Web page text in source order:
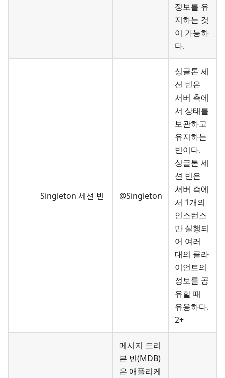
정보를 유
지하는 것
이 가능하
다.
Singleton 세션 빈 @Singleton
싱글톤 세
션 빈은
서버 측에
서 상태를
보관하고
유지하는
빈이다.
싱글톤 세
션 빈은
서버 측에
서 1개의
인스턴스
만 실행되
어 여러
대의 클라
이언트의
정보를 공
유할 때
유용하다.
2+
메시지 드리
븐 빈(MDB)
은 애플리케